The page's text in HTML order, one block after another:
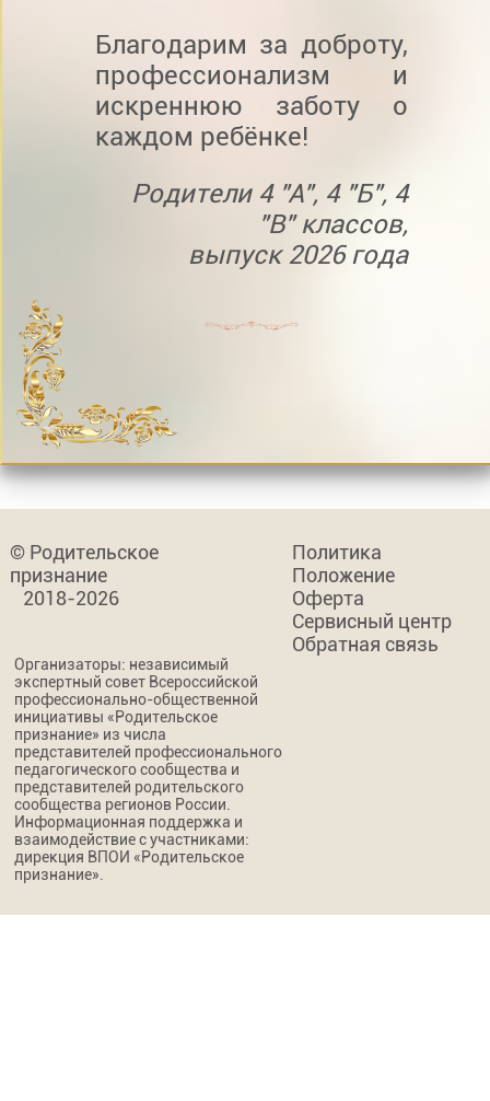
Благодарим за доброту,
профессионализм и
искреннюю заботу о
каждом ребёнке!
Родители 4 "А", 4 "Б", 4
"В" классов,
выпуск 2026 года
© Родительское
признание
2018-2026
Политика
Положение
Оферта
Сервисный центр
Обратная связь
Организаторы: независимый
экспертный совет Всероссийской
профессионально-общественной
инициативы «Родительское
признание» из числа
представителей профессионального
педагогического сообщества и
представителей родительского
сообщества регионов России.
Информационная поддержка и
взаимодействие с участниками:
дирекция ВПОИ «Родительское
признание».